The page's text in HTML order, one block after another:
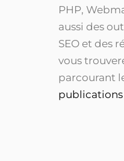
PHP,
aussi des
SEO et des
vous
parcourant